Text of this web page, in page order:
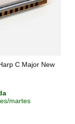
C Major New
martes